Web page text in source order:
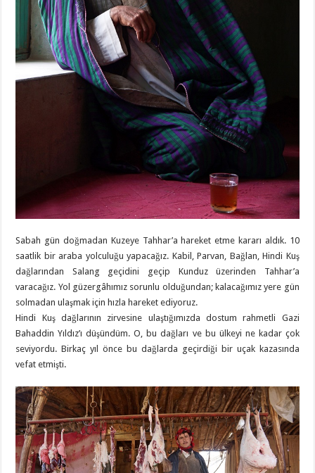
Sabah gün doğmadan Kuzeye Tahhar’a hareket etme kararı aldık. 10
saatlik bir araba yolculuğu yapacağız. Kabil, Parvan, Bağlan, Hindi Kuş
dağlarından Salang geçidini geçip Kunduz üzerinden Tahhar’a
varacağız. Yol güzergâhımız sorunlu olduğundan; kalacağımız yere gün
solmadan ulaşmak için hızla hareket ediyoruz.
Hindi Kuş dağlarının zirvesine ulaştığımızda dostum rahmetli Gazi
Bahaddin Yıldız’ı düşündüm. O, bu dağları ve bu ülkeyi ne kadar çok
seviyordu. Birkaç yıl önce bu dağlarda geçirdiği bir uçak kazasında
vefat etmişti.